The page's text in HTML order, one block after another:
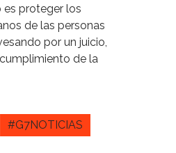
es proteger los
de las personas
por un juicio,
de la
#G7NOTICIAS